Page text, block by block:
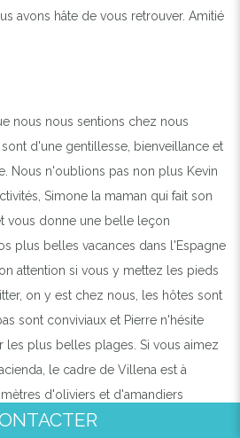
avons hâte de vous retrouver. Amitié
nous nous sentions chez nous
d'une gentillesse, bienveillance et
Nous n'oublions pas non plus Kevin
Simone la maman qui fait son
vous donne une belle leçon
plus belles vacances dans l'Espagne
attention si vous y mettez les pieds
on y est chez nous, les hôtes sont
sont conviviaux et Pierre n'hésite
les plus belles plages. Si vous aimez
le cadre de Villena est à
d'oliviers et d'amandiers
les petits culs blancs par